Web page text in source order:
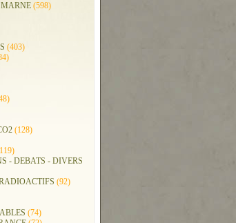
MARNE (598)
(403)
(128)
- DEBATS - DIVERS
(92)
(74)